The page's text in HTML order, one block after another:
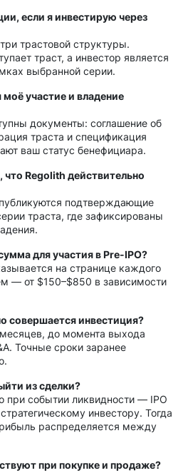
если я инвестирую через
трастовой структуры.
траст, а инвестор является
выбранной серии.
участие и владение
документы: соглашение об
траста и спецификация
ваш статус бенефициара.
Regolith действительно
подтверждающие
траста, где зафиксированы
для участия в Pre-IPO?
на странице каждого
— от $150–$850 в зависимости
совершается инвестиция?
до момента выхода
Точные сроки заранее
из сделки?
при событии ликвидности — IPO
инвестору. Тогда
распределяется между
при покупке и продаже?